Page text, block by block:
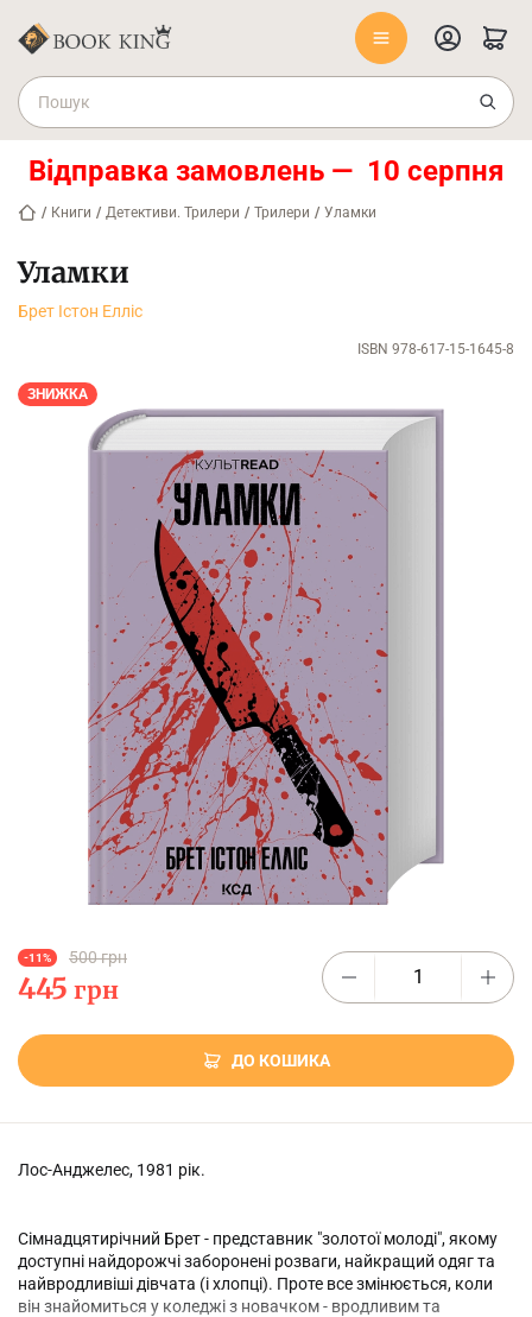
Відправка замовлень — 10 серпня
/ Книги / Детективи. Трилери / Трилери / Уламки
Уламки
Брет Істон Елліс
ISBN 978-617-15-1645-8
ЗНИЖКА
-11% 500 грн
445 грн
ДО КОШИКА
Лос-Анджелес, 1981 рік.
Сімнадцятирічний Брет - представник "золотої молоді", якому
доступні найдорожчі заборонені розваги, найкращий одяг та
найвродливіші дівчата (і хлопці). Проте все змінюється, коли
він знайомиться у коледжі з новачком - вродливим та